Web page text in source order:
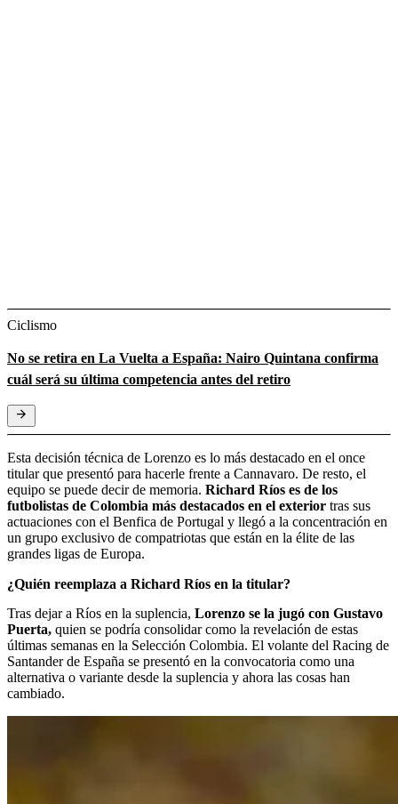
Ciclismo
No se retira en La Vuelta a España: Nairo Quintana confirma
cuál será su última competencia antes del retiro
Esta decisión técnica de Lorenzo es lo más destacado en el once
titular que presentó para hacerle frente a Cannavaro. De resto, el
equipo se puede decir de memoria. Richard Ríos es de los
futbolistas de Colombia más destacados en el exterior tras sus
actuaciones con el Benfica de Portugal y llegó a la concentración en
un grupo exclusivo de compatriotas que están en la élite de las
grandes ligas de Europa.
¿Quién reemplaza a Richard Ríos en la titular?
Tras dejar a Ríos en la suplencia, Lorenzo se la jugó con Gustavo
Puerta, quien se podría consolidar como la revelación de estas
últimas semanas en la Selección Colombia. El volante del Racing de
Santander de España se presentó en la convocatoria como una
alternativa o variante desde la suplencia y ahora las cosas han
cambiado.